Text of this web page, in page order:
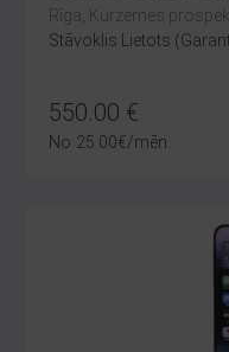
Rīga, Kurzemes
Stāvoklis Lietots
550.00 €
No 25.00€/mēn.